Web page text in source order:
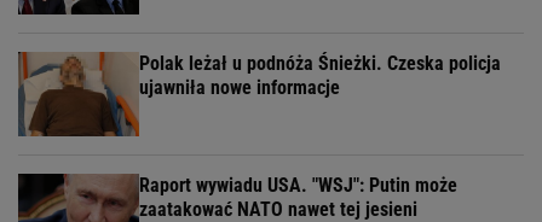
Polak leżał u podnóża Śnieżki. Czeska policja
ujawniła nowe informacje
Raport wywiadu USA. "WSJ": Putin może
zaatakować NATO nawet tej jesieni